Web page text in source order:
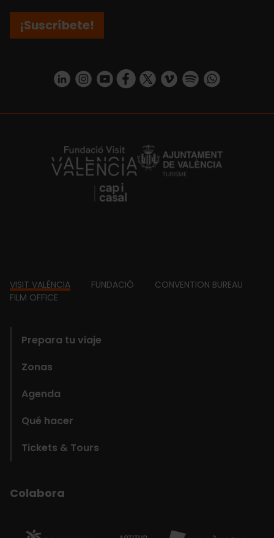
¡Suscríbete!
https://www.linkedin.com/company/turismo-valencia/mycompany/
https://www.instagram.com/visit_valencia/
https://www.youtube.com/user/
https://www.facebook.com/
https://twitter.com/
https://vimeo.com/
https://https://api.whatsapp.com/
https://fundacion.visitvalencia.com/
Footer
VISIT VALÈNCIA FUNDACIÓ
CONVENTION BUREAU
FILM OFFICE
Prepara tu viaje
Zonas
Agenda
Qué hacer
Tickets & Tours
Colabora